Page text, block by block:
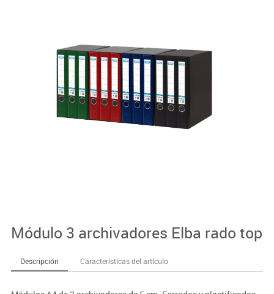
Módulo 3 archivadores Elba rado top
Descripción Características del artículo